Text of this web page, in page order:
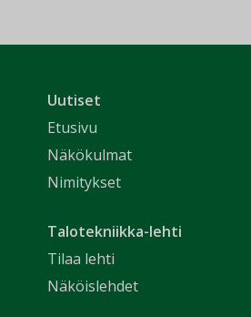
Uutiset
Etusivu
Näkökulmat
Nimitykset
Talotekniikka-lehti
Tilaa lehti
Näköislehdet